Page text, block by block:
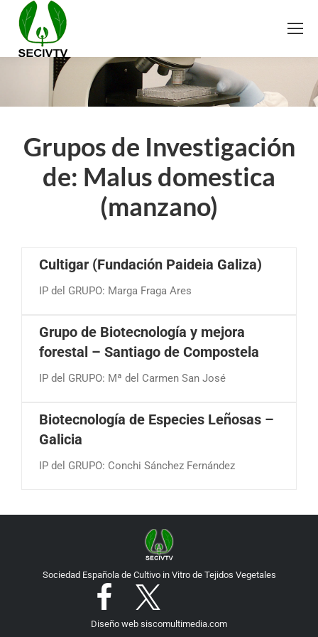
Grupos de Investigación
de: Malus domestica
(manzano)
Cultigar (Fundación Paideia Galiza)
IP del GRUPO: Marga Fraga Ares
Grupo de Biotecnología y mejora
forestal – Santiago de Compostela
IP del GRUPO: Mª del Carmen San José
Biotecnología de Especies Leñosas –
Galicia
IP del GRUPO: Conchi Sánchez Fernández
Sociedad Española de Cultivo in Vitro de Tejidos Vegetales
Diseño web siscomultimedia.com